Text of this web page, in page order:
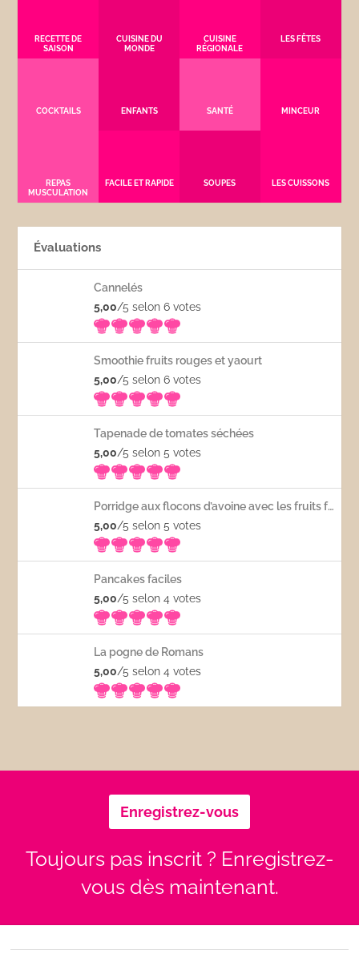
RECETTE DE
SAISON
CUISINE DU
MONDE
CUISINE
RÉGIONALE
LES FÊTES
COCKTAILS ENFANTS SANTÉ MINCEUR
REPAS
MUSCULATION
FACILE ET RAPIDE SOUPES LES CUISSONS
Évaluations
Cannelés
5,00/5 selon 6votes
Smoothie fruits rouges et yaourt
5,00/5 selon 6votes
Tapenade de tomates séchées
5,00/5 selon 5votes
Porridge aux flocons d’avoine avec les fruits frais
5,00/5 selon 5votes
Pancakes faciles
5,00/5 selon 4votes
La pogne de Romans
5,00/5 selon 4votes
Enregistrez-vous
Toujours pas inscrit ? Enregistrez-
vous dès maintenant.